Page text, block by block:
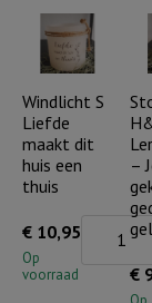
deze
dag,
hij
niet
Taupe
Windlicht S
Liefde
maakt dit
huis een
thuis
€ 10,95
Op
voorraad
Windlicht
–
€